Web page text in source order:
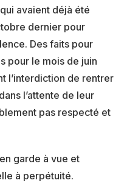
avaient déjà été
dernier pour
Des faits pour
pour le mois de juin
l’interdiction de rentrer
l’attente de leur
pas respecté et
garde à vue et
à perpétuité.